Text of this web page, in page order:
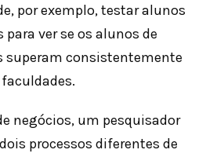
por exemplo, testar alunos
ver se os alunos de
superam consistentemente
negócios, um pesquisador
processos diferentes de